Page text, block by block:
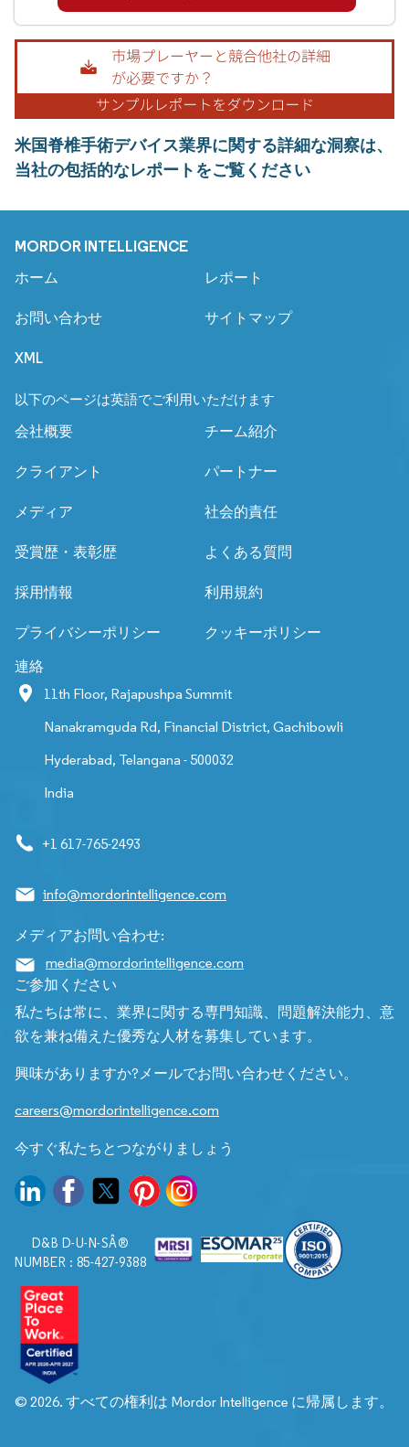
米国脊椎手術デバイス業界に関する詳細な洞察は、
当社の包括的なレポートをご覧ください
MORDOR INTELLIGENCE
ホーム レポート
お問い合わせ サイトマップ
XML
以下のページは英語でご利用いただけます
会社概要 チーム紹介
クライアント パートナー
メディア 社会的責任
受賞歴・表彰歴 よくある質問
採用情報 利用規約
プライバシーポリシー クッキーポリシー
連絡
11th Floor, Rajapushpa Summit
Nanakramguda Rd, Financial District, Gachibowli
Hyderabad, Telangana - 500032
India
+1 617-765-2493
info@mordorintelligence.com
メディアお問い合わせ:
media@mordorintelligence.com
ご参加ください
私たちは常に、業界に関する専門知識、問題解決能力、意
欲を兼ね備えた優秀な人材を募集しています。
興味がありますか?メールでお問い合わせください。
careers@mordorintelligence.com
今すぐ私たちとつながりましょう
D&B D-U-N-SÂ®
NUMBER : 85-427-9388
© 2026. すべての権利は Mordor Intelligence に帰属します。